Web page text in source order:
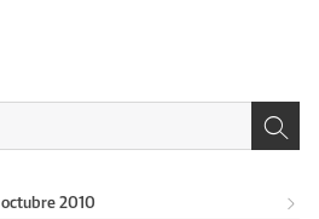
octubre 2010